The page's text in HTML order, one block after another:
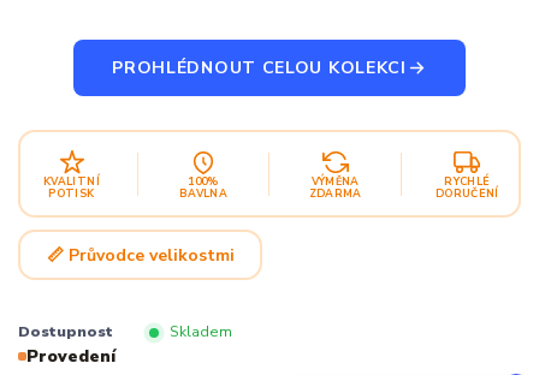
PROHLÉDNOUT CELOU KOLEKCI
KVALITNÍ
POTISK
100%
BAVLNA
VÝMĚNA
ZDARMA
RYCHLÉ
DORUČENÍ
📏 Průvodce velikostmi
Dostupnost Skladem
Provedení